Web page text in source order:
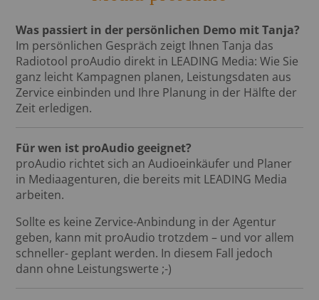
Was passiert in der persönlichen Demo mit Tanja?
Im persönlichen Gespräch zeigt Ihnen Tanja das
Radiotool proAudio direkt in LEADING Media: Wie Sie
ganz leicht Kampagnen planen, Leistungsdaten aus
Zervice einbinden und Ihre Planung in der Hälfte der
Zeit erledigen.
Für wen ist proAudio geeignet?
proAudio richtet sich an Audioeinkäufer und Planer
in Mediaagenturen, die bereits mit LEADING Media
arbeiten.
Sollte es keine Zervice-Anbindung in der Agentur
geben, kann mit proAudio trotzdem – und vor allem
schneller- geplant werden. In diesem Fall jedoch
dann ohne Leistungswerte ;-)